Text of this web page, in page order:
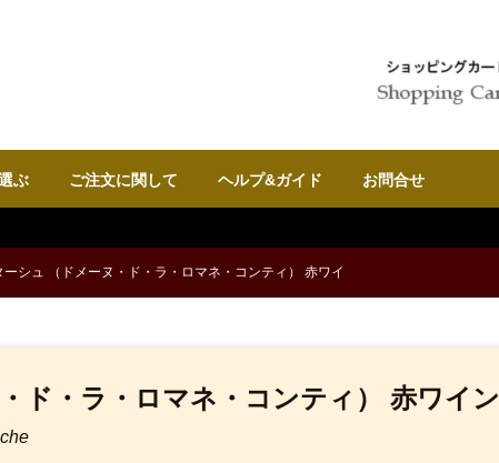
ぶ ご注文に関して ヘルプ&ガイド お問合せ
ーシュ （ドメーヌ・ド・ラ・ロマネ・コンティ） 赤ワイ
ド・ラ・ロマネ・コンティ） 赤ワイン